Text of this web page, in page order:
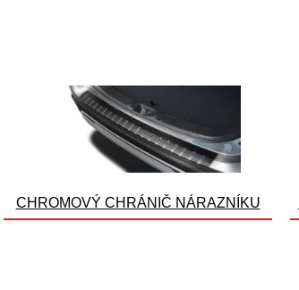
CHROMOVÝ CHRÁNIČ NÁRAZNÍKU